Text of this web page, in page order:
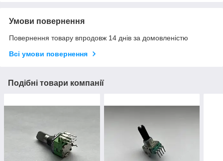
Умови повернення
Повернення товару впродовж 14 днів за домовленістю
Всі умови повернення
Подібні товари компанії